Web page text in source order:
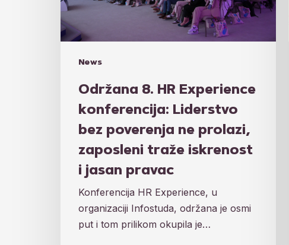
News
poverenja
ne
prolazi,
zaposleni
iskrenost
pravac
Održana 8. HR Experience
konferencija: Liderstvo
bez poverenja ne prolazi,
zaposleni traže iskrenost
i jasan pravac
Konferencija HR Experience, u
organizaciji Infostuda, održana je osmi
put i tom prilikom okupila je…